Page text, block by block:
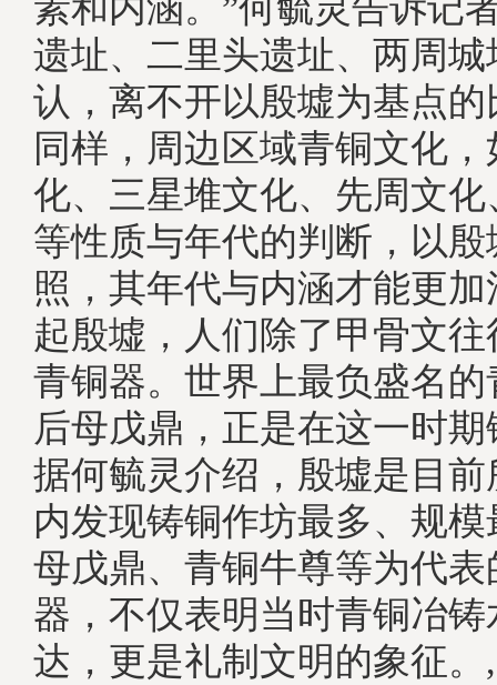
遗址、二里头遗址、两周
认，离不开以殷墟为基点
同样，周边区域青铜文化
化、三星堆文化、先周文
等性质与年代的判断，以
照，其年代与内涵才能
起殷墟，人们除了甲骨文
青铜器。世界上最负盛名
后母戊鼎，正是在这一
据何毓灵介绍，殷墟是目
内发现铸铜作坊最多、规
母戊鼎、青铜牛尊等为代
器，不仅表明当时青铜冶
达，更是礼制文明的象